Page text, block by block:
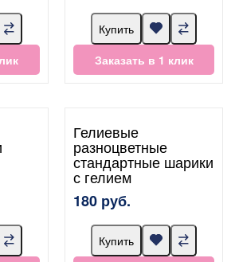
Купить
Заказать в 1 клик
Гелиевые
разноцветные
стандартные шарики
с гелием
180 руб.
Купить